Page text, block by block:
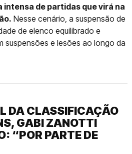
de partidas que virá na
Nesse cenário, a suspensão de
de elenco equilibrado e
suspensões e lesões ao longo da
DA CLASSIFICAÇÃO
GABI ZANOTTI
“POR PARTE DE